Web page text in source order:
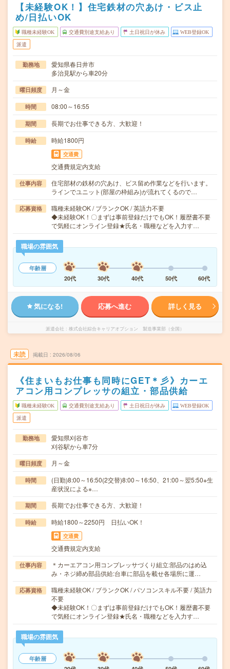
【未経験OK！】住宅鉄材の穴あけ・ビス止
め/日払いOK
職種未経験OK 交通費別途支給あり 土日祝日が休み WEB登録OK
派遣
勤務地
愛知県春日井市
多治見駅から車20分
曜日頻度 月～金
時間 08:00～16:55
期間 長期でお仕事できる方、大歓迎！
時給 時給1800円
交通費
交通費規定内支給
仕事内容
住宅部材の鉄材の穴あけ、ビス留め作業などを行います。
ラインでユニット(部屋の枠組み)が流れてくるので…
応募資格
職種未経験OK / ブランクOK / 英語力不要
◆未経験OK！〇まずは事前登録だけでもOK！履歴書不要
で気軽にオンライン登録★氏名・職種などを入力す…
職場の雰囲気
年齢層
20代
30代 40代 50代 60代
気になる! 応募へ進む 詳しく見る
派遣会社 株式会社綜合キャリアオプション 製造事業部（全国）
未読 掲載日 2026/08/06
《住まいもお仕事も同時にGET＊彡》カーエ
アコン用コンプレッサの組立・部品供給
職種未経験OK 交通費別途支給あり 土日祝日が休み WEB登録OK
派遣
勤務地
愛知県刈谷市
刈谷駅から車7分
曜日頻度 月～金
時間
(日勤)8:00～16:50(2交替)8:00～16:50、21:00～翌5:50※生
産状況による※…
期間 長期でお仕事できる方、大歓迎！
時給 時給1800～2250円 日払いOK！
交通費
交通費規定内支給
仕事内容
＊カーエアコン用コンプレッサづくり組立:部品のはめ込
み・ネジ締め部品供給:台車に部品を載せ各場所に運…
応募資格
職種未経験OK / ブランクOK / パソコンスキル不要 / 英語力
不要
◆未経験OK！〇まずは事前登録だけでもOK！履歴書不要
で気軽にオンライン登録★氏名・職種などを入力す…
職場の雰囲気
年齢層